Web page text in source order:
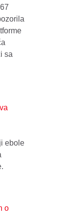
sa
ebole
o